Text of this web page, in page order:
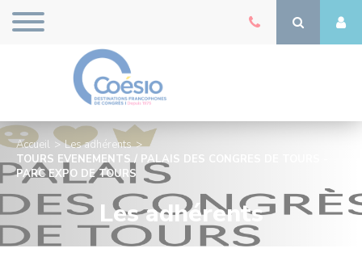
Accueil
Les adhérents
TOURS EVENEMENTS / PALAIS DES CONGRES DE TOURS -
PARC EXPO DE TOURS
Les adhérents